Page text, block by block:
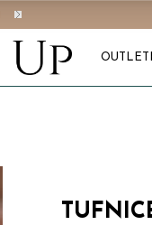
OUTLET